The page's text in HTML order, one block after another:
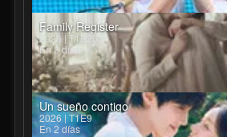
Family Register
2026 | T1E26
En 2 días
Un sueño contigo
2026 | T1E9
En 2 días